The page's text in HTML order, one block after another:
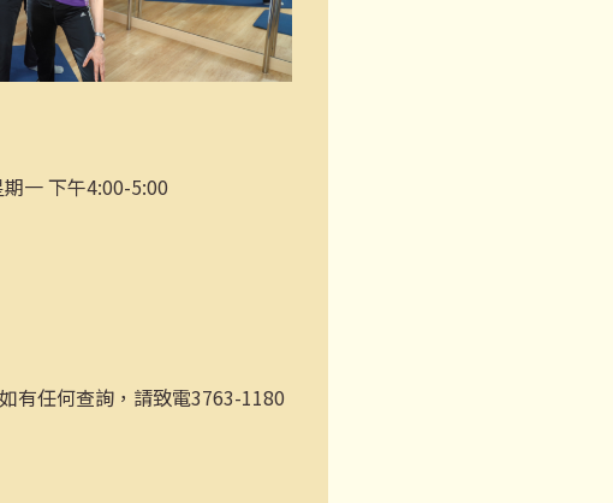
一 下午4:00-5:00
有任何查詢，請致電3763-1180